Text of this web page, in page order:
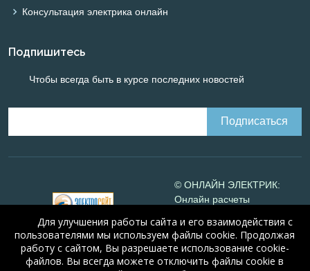
Консультация электрика онлайн
Подпишитесь
Чтобы всегда быть в курсе последних новостей
© ОНЛАЙН ЭЛЕКТРИК:
Онлайн расчеты
Online-electric.ru, 2008-
2026
© А.Н. Алюнов, 2008-2026
Для улучшения работы сайта и его взаимодействия с
пользователями мы используем файлы cookie. Продолжая
работу с сайтом, Вы разрешаете использование cookie-
файлов. Вы всегда можете отключить файлы cookie в